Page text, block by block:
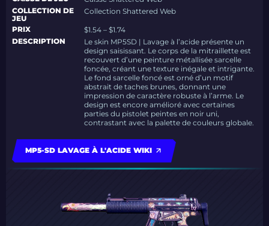
COLLECTION DE
JEU
Collection Shattered Web
PRIX
$1.54 – $1.74
DESCRIPTION
Le skin MP5SD | Lavage à l’acide présente un
design saisissant. Le corps de la mitraillette est
recouvert d’une peinture métallisée sarcelle
foncée, créant une texture inégale et intrigante.
Le fond sarcelle foncé est orné d’un motif
abstrait de taches brunes, donnant une
impression de caractère robuste à l’arme. Le
design est encore amélioré avec certaines
parties du pistolet peintes en noir uni,
contrastant avec la palette de couleurs globale.
MP5-SD LAVAGE À L'ACIDE WIKI